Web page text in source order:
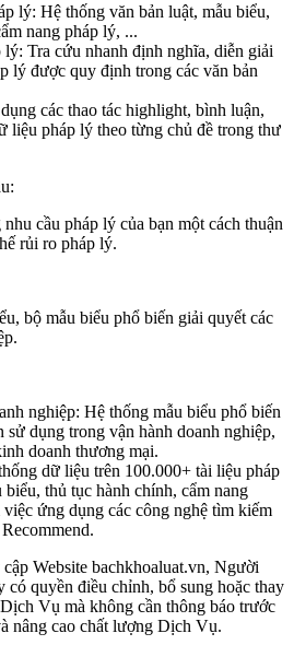
lý: Hệ thống văn bản luật, mẫu biểu,
nang pháp lý, ...
Tra cứu nhanh định nghĩa, diễn giải
lý được quy định trong các văn bản
các thao tác highlight, bình luận,
liệu pháp lý theo từng chủ đề trong thư
cầu pháp lý của bạn một cách thuận
rủi ro pháp lý.
bộ mẫu biểu phổ biến giải quyết các
nghiệp: Hệ thống mẫu biểu phổ biến
sử dụng trong vận hành doanh nghiệp,
doanh thương mại.
dữ liệu trên 100.000+ tài liệu pháp
thủ tục hành chính, cẩm nang
ứng dụng các công nghệ tìm kiếm
Website bachkhoaluat.vn, Người
quyền điều chỉnh, bổ sung hoặc thay
Vụ mà không cần thông báo trước
nâng cao chất lượng Dịch Vụ.